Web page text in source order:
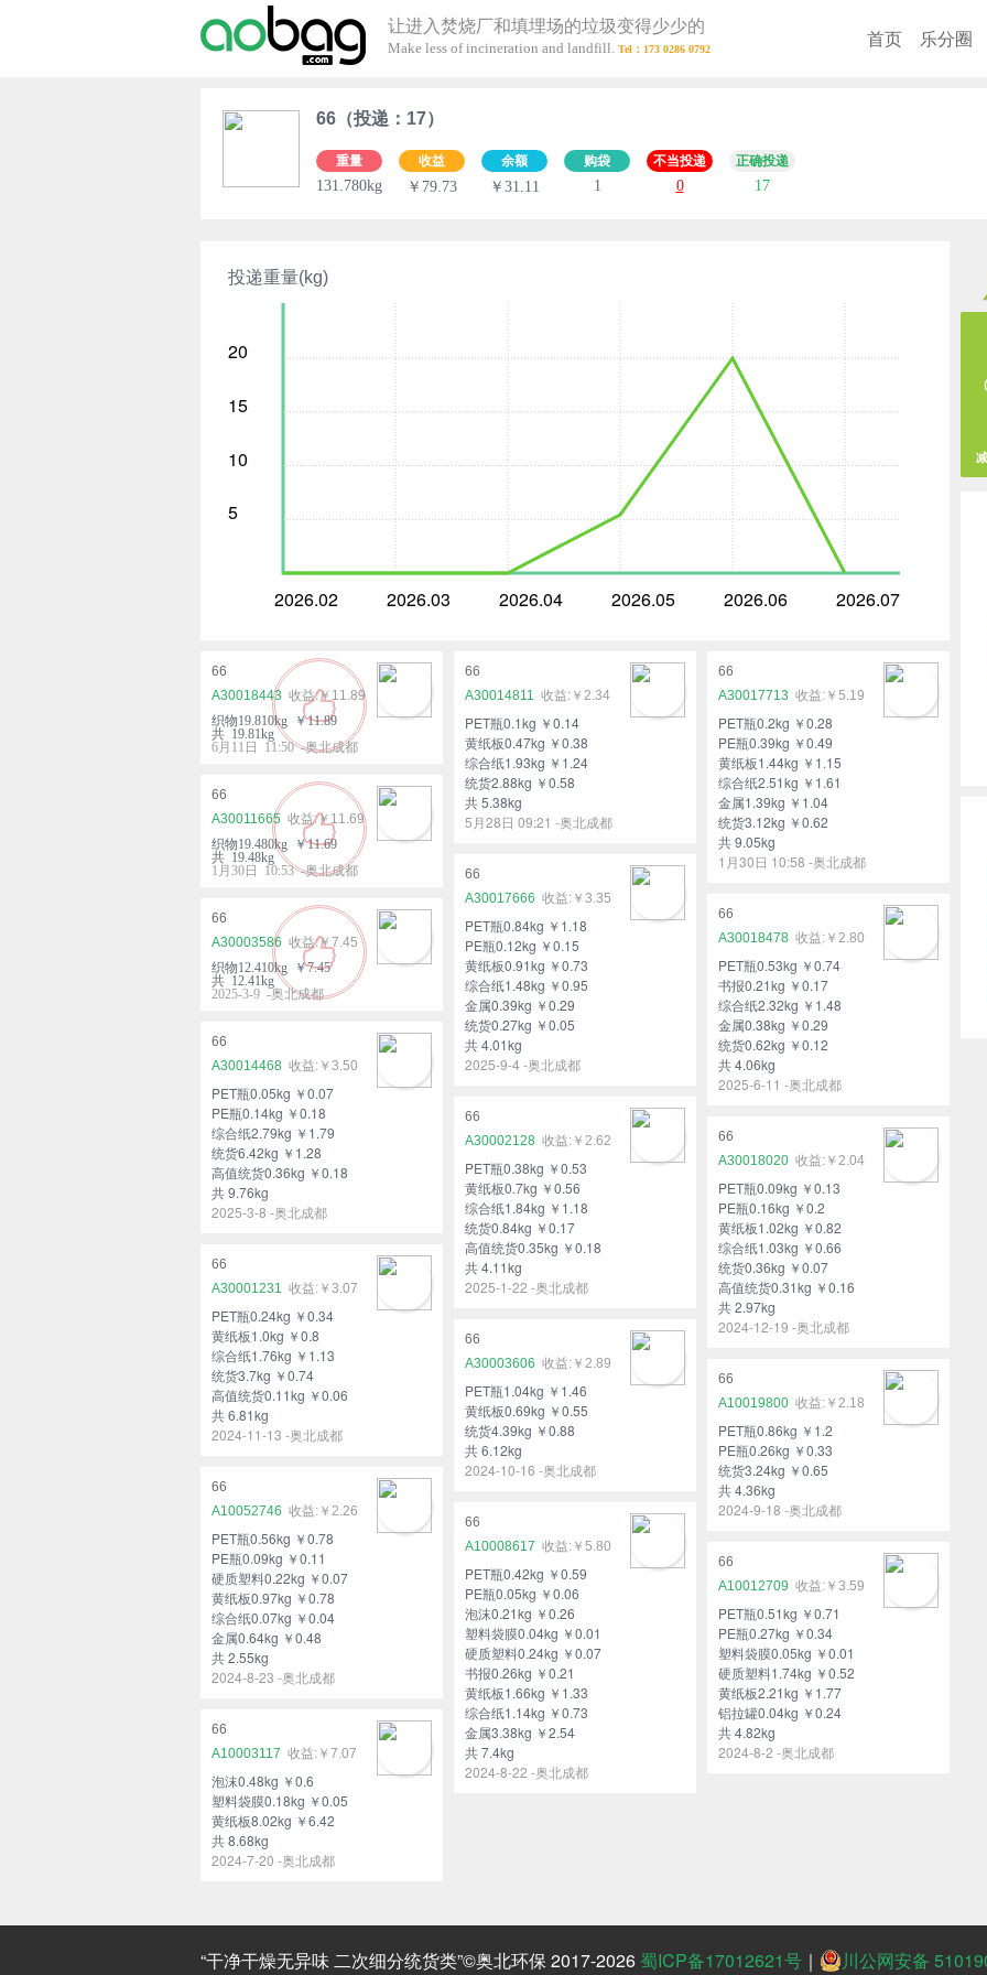
让进入焚烧厂和填埋场的垃圾变得少少的
Make less of incineration and landfill. 首页 乐分圈
66（投递：17）
重量
131.780kg
收益
￥79.73
余额
￥31.11
购袋
1
不当投递
0
正确投递
17
投递重量(kg)
20
15
10
5
2026.02 2026.03 2026.04 2026.05 2026.06 2026.07
66
A30018443
￥11.89
织物19.810kg ￥11.89
共 19.81kg
6月11日 11:50 -奥北成都
66
A30014811
￥2.34
PET瓶0.1kg ￥0.14
黄纸板0.47kg ￥0.38
综合纸1.93kg ￥1.24
统货2.88kg ￥0.58
共 5.38kg
5月28日 09:21 -奥北成都
66
A30017713
￥5.19
PET瓶0.2kg ￥0.28
PE瓶0.39kg ￥0.49
黄纸板1.44kg ￥1.15
综合纸2.51kg ￥1.61
金属1.39kg ￥1.04
统货3.12kg ￥0.62
共 9.05kg
1月30日 10:58 -奥北成都
66
A30011665
￥11.69
织物19.480kg ￥11.69
共 19.48kg
1月30日 10:53 -奥北成都
66
A30017666
￥3.35
PET瓶0.84kg ￥1.18
PE瓶0.12kg ￥0.15
黄纸板0.91kg ￥0.73
综合纸1.48kg ￥0.95
金属0.39kg ￥0.29
统货0.27kg ￥0.05
共 4.01kg
2025-9-4 -奥北成都
66
A30018478
￥2.80
PET瓶0.53kg ￥0.74
书报0.21kg ￥0.17
综合纸2.32kg ￥1.48
金属0.38kg ￥0.29
统货0.62kg ￥0.12
共 4.06kg
2025-6-11 -奥北成都
66
A30003586
￥7.45
织物12.410kg ￥7.45
共 12.41kg
2025-3-9 -奥北成都
66
A30014468
￥3.50
PET瓶0.05kg ￥0.07
PE瓶0.14kg ￥0.18
综合纸2.79kg ￥1.79
统货6.42kg ￥1.28
高值统货0.36kg ￥0.18
共 9.76kg
2025-3-8 -奥北成都
66
A30002128
￥2.62
PET瓶0.38kg ￥0.53
黄纸板0.7kg ￥0.56
综合纸1.84kg ￥1.18
统货0.84kg ￥0.17
高值统货0.35kg ￥0.18
共 4.11kg
2025-1-22 -奥北成都
66
A30018020
￥2.04
PET瓶0.09kg ￥0.13
PE瓶0.16kg ￥0.2
黄纸板1.02kg ￥0.82
综合纸1.03kg ￥0.66
统货0.36kg ￥0.07
高值统货0.31kg ￥0.16
共 2.97kg
2024-12-19 -奥北成都
66
A30001231
￥3.07
PET瓶0.24kg ￥0.34
黄纸板1.0kg ￥0.8
综合纸1.76kg ￥1.13
统货3.7kg ￥0.74
高值统货0.11kg ￥0.06
共 6.81kg
2024-11-13 -奥北成都
66
A30003606
￥2.89
PET瓶1.04kg ￥1.46
黄纸板0.69kg ￥0.55
统货4.39kg ￥0.88
共 6.12kg
2024-10-16 -奥北成都
66
A10019800
￥2.18
PET瓶0.86kg ￥1.2
PE瓶0.26kg ￥0.33
统货3.24kg ￥0.65
共 4.36kg
2024-9-18 -奥北成都
66
A10052746
￥2.26
PET瓶0.56kg ￥0.78
PE瓶0.09kg ￥0.11
硬质塑料0.22kg ￥0.07
黄纸板0.97kg ￥0.78
综合纸0.07kg ￥0.04
金属0.64kg ￥0.48
共 2.55kg
2024-8-23 -奥北成都
66
A10008617
￥5.80
PET瓶0.42kg ￥0.59
PE瓶0.05kg ￥0.06
泡沫0.21kg ￥0.26
塑料袋膜0.04kg ￥0.01
硬质塑料0.24kg ￥0.07
书报0.26kg ￥0.21
黄纸板1.66kg ￥1.33
综合纸1.14kg ￥0.73
金属3.38kg ￥2.54
共 7.4kg
2024-8-22 -奥北成都
66
A10012709
￥3.59
PET瓶0.51kg ￥0.71
PE瓶0.27kg ￥0.34
塑料袋膜0.05kg ￥0.01
硬质塑料1.74kg ￥0.52
黄纸板2.21kg ￥1.77
铝拉罐0.04kg ￥0.24
共 4.82kg
2024-8-2 -奥北成都
66
A10003117
￥7.07
泡沫0.48kg ￥0.6
塑料袋膜0.18kg ￥0.05
黄纸板8.02kg ￥6.42
共 8.68kg
2024-7-20 -奥北成都
“干净干燥无异味 二次细分统货类”©奥北环保 2017-2026蜀ICP备17012621号 ｜
川公网安备